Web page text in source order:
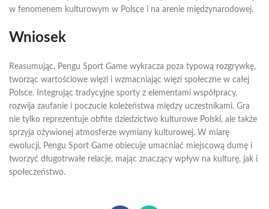
w fenomenem kulturowym w Polsce i na arenie międzynarodowej.
Wniosek
Reasumując, Pengu Sport Game wykracza poza typową rozgrywkę,
tworząc wartościowe więzi i wzmacniając więzi społeczne w całej
Polsce. Integrując tradycyjne sporty z elementami współpracy,
rozwija zaufanie i poczucie koleżeństwa między uczestnikami. Gra
nie tylko reprezentuje obfite dziedzictwo kulturowe Polski, ale także
sprzyja ożywionej atmosferze wymiany kulturowej. W miarę
ewolucji, Pengu Sport Game obiecuje umacniać miejscową dumę i
tworzyć długotrwałe relacje, mając znaczący wpływ na kulturę, jak i
społeczeństwo.